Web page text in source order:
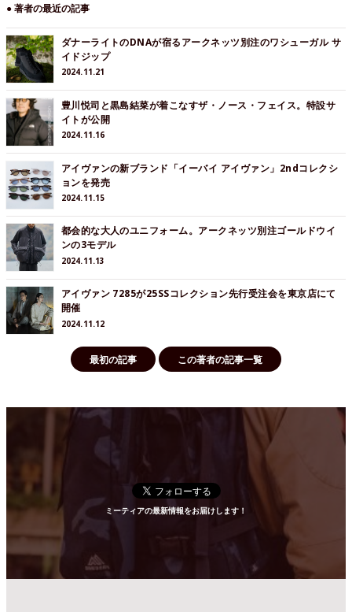
● 著者の最近の記事
ダナーライトのDNAが宿るアークネッツ別注のワシューガル サ
イドジップ
2024.11.21
豊川悦司と黒島結菜が着こなすザ・ノース・フェイス。特設サ
イトが公開
2024.11.16
アイヴァンの新ブランド「イーバイ アイヴァン」2ndコレクシ
ョンを発売
2024.11.15
都会的な大人のユニフォーム。アークネッツ別注ゴールドウイ
ンの3モデル
2024.11.13
アイヴァン 7285が25SSコレクション先行受注会を東京店にて
開催
2024.11.12
最初の記事 この著者の記事一覧
ミーティアの最新情報をお届けします！